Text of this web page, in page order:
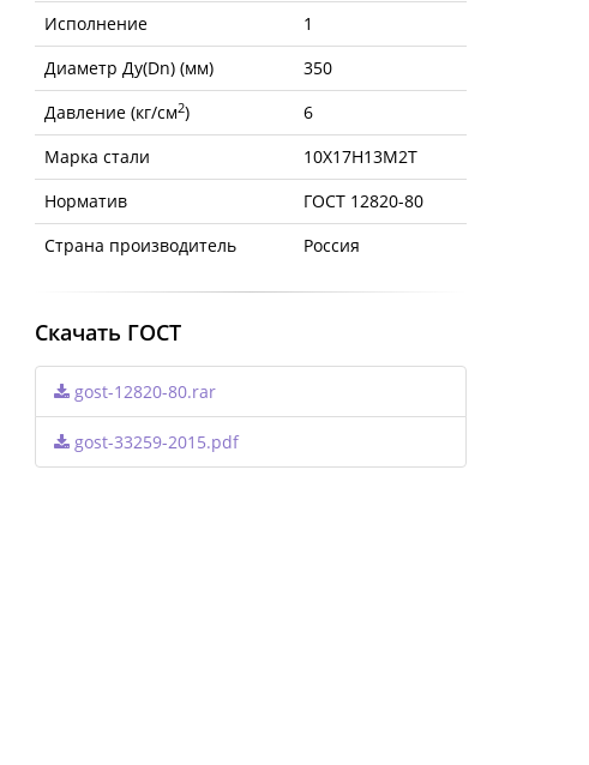
Исполнение
1
Диаметр Ду(Dn) (мм)
350
Давление (кг/см2)
6
Марка стали
10Х17Н13М2Т
Норматив
ГОСТ 12820-80
Страна производитель
Россия
Скачать ГОСТ
gost-12820-80.rar
gost-33259-2015.pdf